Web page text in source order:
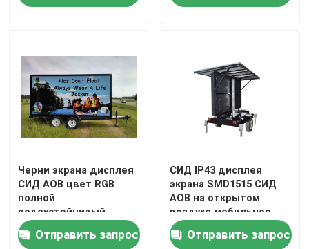
Черни экрана дисплея
СИД AOB цвет RGB
полной
водоустойчивый
полный
Отправить запрос
СИД IP43 дисплея
экрана SMD1515 СИД
AOB на открытом
воздухе мобильное
мобильное
Отправить запрос